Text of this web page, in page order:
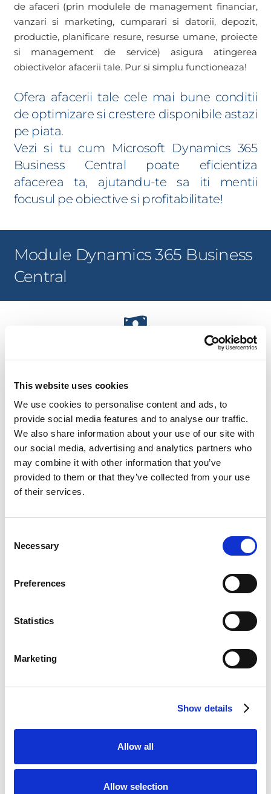
This website uses cookies
We use cookies to personalise content and ads, to
provide social media features and to analyse our traffic.
We also share information about your use of our site with
our social media, advertising and analytics partners who
may combine it with other information that you’ve
provided to them or that they’ve collected from your use
of their services.
Selection
Necessary
Preferences
Statistics
Marketing
Show details
Allow all
Allow selection
de afaceri (prin modulele de management financiar,
vanzari si marketing, cumparari si datorii, depozit,
productie, planificare resure, resurse umane, proiecte
si management de service) asigura atingerea
obiectivelor afacerii tale. Pur si simplu functioneaza!
Ofera afacerii tale cele mai bune conditii
de optimizare si crestere disponibile astazi
pe piata.
Vezi si tu cum Microsoft Dynamics 365
Business Central poate eficientiza
afacerea ta, ajutandu-te sa iti mentii
focusul pe obiective si profitabilitate!
Module Dynamics 365 Business
Central
Vânzări și Marketing
Cumpărări și Datorii
Resurse Umane